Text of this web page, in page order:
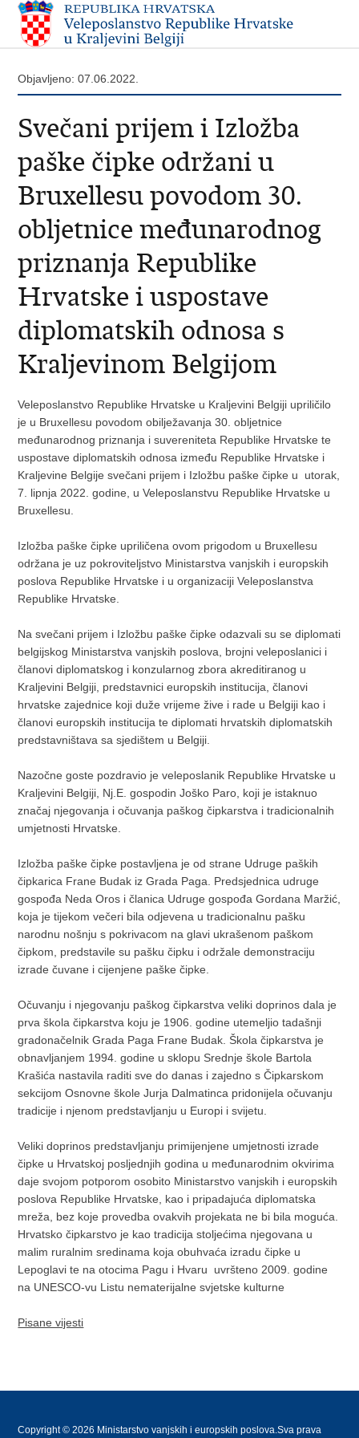
Objavljeno: 07.06.2022.
Svečani prijem i Izložba
paške čipke održani u
Bruxellesu povodom 30.
obljetnice međunarodnog
priznanja Republike
Hrvatske i uspostave
diplomatskih odnosa s
Kraljevinom Belgijom
Veleposlanstvo Republike Hrvatske u Kraljevini Belgiji upriličilo
je u Bruxellesu povodom obilježavanja 30. obljetnice
međunarodnog priznanja i suvereniteta Republike Hrvatske te
uspostave diplomatskih odnosa između Republike Hrvatske i
Kraljevine Belgije svečani prijem i Izložbu paške čipke u utorak,
7. lipnja 2022. godine, u Veleposlanstvu Republike Hrvatske u
Bruxellesu.
Izložba paške čipke upriličena ovom prigodom u Bruxellesu
održana je uz pokroviteljstvo Ministarstva vanjskih i europskih
poslova Republike Hrvatske i u organizaciji Veleposlanstva
Republike Hrvatske.
Na svečani prijem i Izložbu paške čipke odazvali su se diplomati
belgijskog Ministarstva vanjskih poslova, brojni veleposlanici i
članovi diplomatskog i konzularnog zbora akreditiranog u
Kraljevini Belgiji, predstavnici europskih institucija, članovi
hrvatske zajednice koji duže vrijeme žive i rade u Belgiji kao i
članovi europskih institucija te diplomati hrvatskih diplomatskih
predstavništava sa sjedištem u Belgiji.
Nazočne goste pozdravio je veleposlanik Republike Hrvatske u
Kraljevini Belgiji, Nj.E. gospodin Joško Paro, koji je istaknuo
značaj njegovanja i očuvanja paškog čipkarstva i tradicionalnih
umjetnosti Hrvatske.
Izložba paške čipke postavljena je od strane Udruge paških
čipkarica Frane Budak iz Grada Paga. Predsjednica udruge
gospođa Neda Oros i članica Udruge gospođa Gordana Maržić,
koja je tijekom večeri bila odjevena u tradicionalnu pašku
narodnu nošnju s pokrivacom na glavi ukrašenom paškom
čipkom, predstavile su pašku čipku i održale demonstraciju
izrade čuvane i cijenjene paške čipke.
Očuvanju i njegovanju paškog čipkarstva veliki doprinos dala je
prva škola čipkarstva koju je 1906. godine utemeljio tadašnji
gradonačelnik Grada Paga Frane Budak. Škola čipkarstva je
obnavljanjem 1994. godine u sklopu Srednje škole Bartola
Krašića nastavila raditi sve do danas i zajedno s Čipkarskom
sekcijom Osnovne škole Jurja Dalmatinca pridonijela očuvanju
tradicije i njenom predstavljanju u Europi i svijetu.
Veliki doprinos predstavljanju primijenjene umjetnosti izrade
čipke u Hrvatskoj posljednjih godina u međunarodnim okvirima
daje svojom potporom osobito Ministarstvo vanjskih i europskih
poslova Republike Hrvatske, kao i pripadajuća diplomatska
mreža, bez koje provedba ovakvih projekata ne bi bila moguća.
Hrvatsko čipkarstvo je kao tradicija stoljećima njegovana u
malim ruralnim sredinama koja obuhvaća izradu čipke u
Lepoglavi te na otocima Pagu i Hvaru uvršteno 2009. godine
na UNESCO-vu Listu nematerijalne svjetske kulturne
Pisane vijesti
Copyright © 2026 Ministarstvo vanjskih i europskih poslova.Sva prava